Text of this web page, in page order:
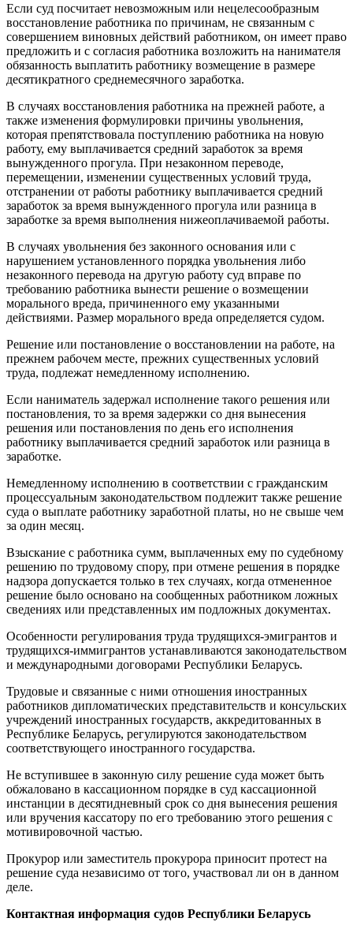
Если суд посчитает невозможным или нецелесообразным
восстановление работника по причинам, не связанным с
совершением виновных действий работником, он имеет право
предложить и с согласия работника возложить на нанимателя
обязанность выплатить работнику возмещение в размере
десятикратного среднемесячного заработка.
В случаях восстановления работника на прежней работе, а
также изменения формулировки причины увольнения,
которая препятствовала поступлению работника на новую
работу, ему выплачивается средний заработок за время
вынужденного прогула. При незаконном переводе,
перемещении, изменении существенных условий труда,
отстранении от работы работнику выплачивается средний
заработок за время вынужденного прогула или разница в
заработке за время выполнения нижеоплачиваемой работы.
В случаях увольнения без законного основания или с
нарушением установленного порядка увольнения либо
незаконного перевода на другую работу суд вправе по
требованию работника вынести решение о возмещении
морального вреда, причиненного ему указанными
действиями. Размер морального вреда определяется судом.
Решение или постановление о восстановлении на работе, на
прежнем рабочем месте, прежних существенных условий
труда, подлежат немедленному исполнению.
Если наниматель задержал исполнение такого решения или
постановления, то за время задержки со дня вынесения
решения или постановления по день его исполнения
работнику выплачивается средний заработок или разница в
заработке.
Немедленному исполнению в соответствии с гражданским
процессуальным законодательством подлежит также решение
суда о выплате работнику заработной платы, но не свыше чем
за один месяц.
Взыскание с работника сумм, выплаченных ему по судебному
решению по трудовому спору, при отмене решения в порядке
надзора допускается только в тех случаях, когда отмененное
решение было основано на сообщенных работником ложных
сведениях или представленных им подложных документах.
Особенности регулирования труда трудящихся-эмигрантов и
трудящихся-иммигрантов устанавливаются законодательством
и международными договорами Республики Беларусь.
Трудовые и связанные с ними отношения иностранных
работников дипломатических представительств и консульских
учреждений иностранных государств, аккредитованных в
Республике Беларусь, регулируются законодательством
соответствующего иностранного государства.
Не вступившее в законную силу решение суда может быть
обжаловано в кассационном порядке в суд кассационной
инстанции в десятидневный срок со дня вынесения решения
или вручения кассатору по его требованию этого решения с
мотивировочной частью.
Прокурор или заместитель прокурора приносит протест на
решение суда независимо от того, участвовал ли он в данном
деле.
Контактная информация судов Республики Беларусь